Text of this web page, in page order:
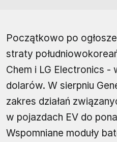
Początkowo po
straty
Chem i LG Electronics -
dolarów. W sierpniu
zakres działań
w pojazdach EV do
Wspomniane moduły